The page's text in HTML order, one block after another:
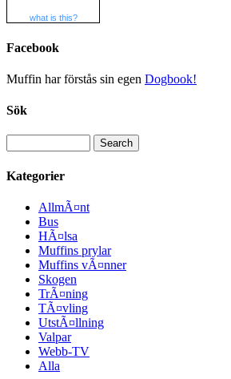
what is this?
Facebook
Muffin har förstås sin egen Dogbook!
Sök
Kategorier
AllmÃ¤nt
Bus
HÃ¤lsa
Muffins prylar
Muffins vÃ¤nner
Skogen
TrÃ¤ning
TÃ¤vling
UtstÃ¤llning
Valpar
Webb-TV
Alla